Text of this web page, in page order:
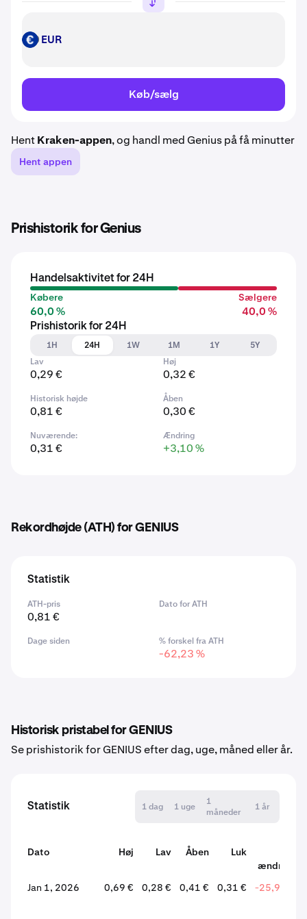
EUR EUR
Køb/sælg
HentKraken-appen, og handl med Genius på få minutter
Hent appen
Prishistorik for Genius
Handelsaktivitet for 24H
Købere
60,0 %
Sælgere
40,0 %
Prishistorik for 24H
1H
24H 1W 1M 1Y
5Y
Lav
0,29 €
Høj
0,32 €
Historisk højde
0,81 €
Åben
0,30 €
Nuværende:
0,31 €
Ændring
+3,10 %
Rekordhøjde (ATH) for GENIUS
Statistik
ATH-pris
0,81 €
Dato for ATH
Dage siden % forskel fra ATH
-62,23 %
Historisk pristabel for GENIUS
Se prishistorik for GENIUS efter dag, uge, måned eller år.
Statistik 1 dag 1 uge
1
måneder
1 år
Dato Høj Lav Åben Luk
ændring
Jan 1, 2026
0,69 € 0,28 € 0,41 € 0,31 € -25,98 %